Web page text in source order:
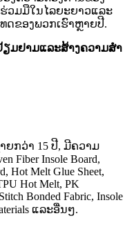
ວມມືໃນໄລຍະຍາວແລະ
ດຂອງພວກເຮົາຫຼາຍປີ.
ມຢາມແລະສ້າງຄວາມສໍາ
ກວ່າ 15 ປີ, ມີຄວາມ
Fiber Insole Board,
Hot Melt Glue Sheet,
Hot Melt, PK
Bonded Fabric, Insole
ແລະອື່ນໆ.